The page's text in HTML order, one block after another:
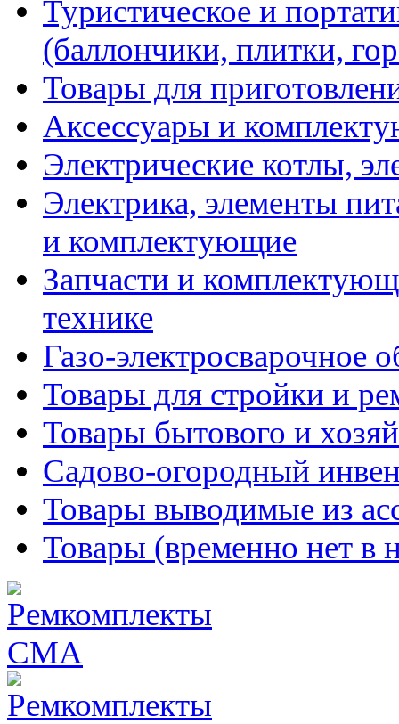
Туристическое и
(баллончики, плитки,
Товары для
Аксессуары и
Электрические котлы,
Электрика, элементы
и комплектующие
Запчасти и
технике
Газо-электросварочное
Товары для стройки и
Товары бытового и
Садово-огородный
Товары выводимые из
Товары (временно нет в